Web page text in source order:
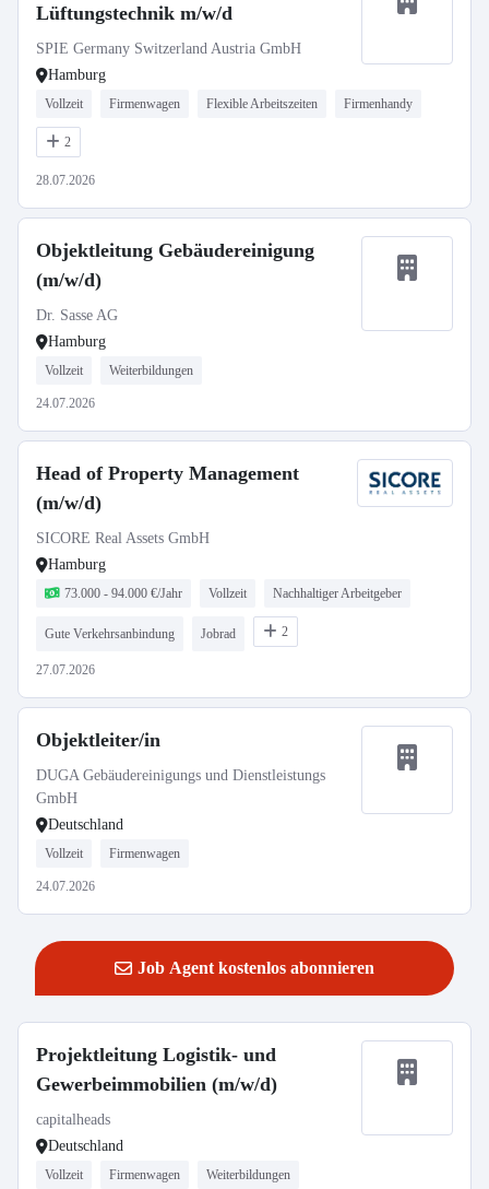
Lüftungstechnik m/w/d
SPIE Germany Switzerland Austria GmbH
Hamburg
Vollzeit Firmenwagen Flexible Arbeitszeiten Firmenhandy
2
28.07.2026
Objektleitung Gebäudereinigung
(m/w/d)
Dr. Sasse AG
Hamburg
Vollzeit Weiterbildungen
24.07.2026
Head of Property Management
(m/w/d)
SICORE Real Assets GmbH
Hamburg
73.000 - 94.000 €/Jahr Vollzeit Nachhaltiger Arbeitgeber
Gute Verkehrsanbindung Jobrad 2
27.07.2026
Objektleiter/in
DUGA Gebäudereinigungs und Dienstleistungs
GmbH
Deutschland
Vollzeit Firmenwagen
24.07.2026
Job Agent kostenlos abonnieren
Projektleitung Logistik- und
Gewerbeimmobilien (m/w/d)
capitalheads
Deutschland
Vollzeit Firmenwagen Weiterbildungen